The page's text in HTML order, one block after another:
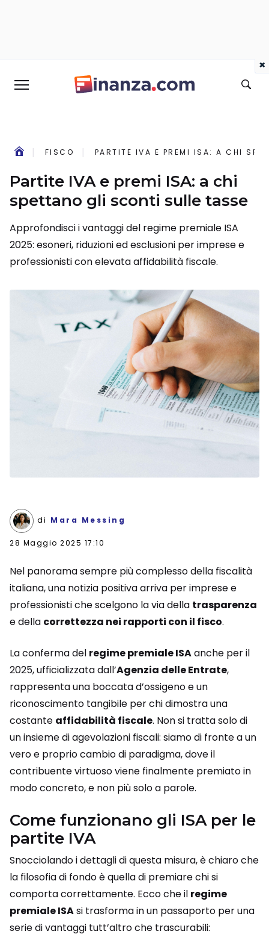
FISCO PARTITE IVA E PREMI ISA: A CHI
Partite IVA e premi ISA: a chi
spettano gli sconti sulle tasse
Approfondisci i vantaggi del regime premiale ISA
2025: esoneri, riduzioni ed esclusioni per imprese e
professionisti con elevata affidabilità fiscale.
di Mara Messing
28 Maggio 2025 17:10
Nel panorama sempre più complesso della fiscalità
italiana, una notizia positiva arriva per imprese e
professionisti che scelgono la via della trasparenza
e della correttezza nei rapporti con il fisco.
La conferma del regime premiale ISAanche per il
2025, ufficializzata dall’Agenzia delle Entrate,
rappresenta una boccata d’ossigeno e un
riconoscimento tangibile per chi dimostra una
costante affidabilità fiscale. Non si tratta solo di
un insieme di agevolazioni fiscali: siamo di fronte a un
vero e proprio cambio di paradigma, dove il
contribuente virtuoso viene finalmente premiato in
modo concreto, e non più solo a parole.
Come funzionano gli ISA per le
partite IVA
Snocciolando i dettagli di questa misura, è chiaro che
la filosofia di fondo è quella di premiare chi si
comporta correttamente. Ecco che il regime
premiale ISAsi trasforma in un passaporto per una
serie di vantaggi tutt’altro che trascurabili:
×